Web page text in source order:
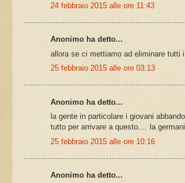
24 febbraio 2015 alle ore 11:43
Anonimo ha detto...
allora se ci mettiamo ad eliminare tutti
25 febbraio 2015 alle ore 03:13
Anonimo ha detto...
la gente in particolare i giovani
tutto per arrivare a questo.... la
25 febbraio 2015 alle ore 10:16
Anonimo ha detto...